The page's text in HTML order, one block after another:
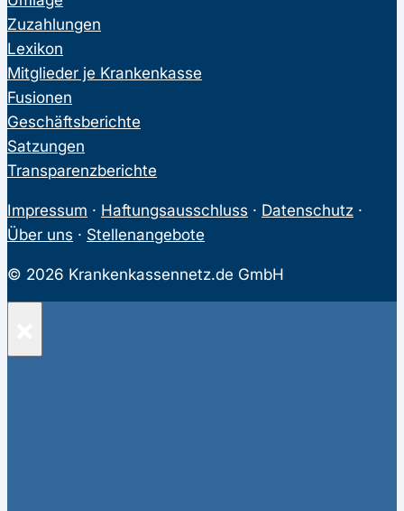
Zuzahlungen
Lexikon
Mitglieder je Krankenkasse
Fusionen
Geschäftsberichte
Satzungen
Transparenzberichte
Impressum · Haftungsausschluss · Datenschutz ·
Über uns · Stellenangebote
© 2026 Krankenkassennetz.de GmbH